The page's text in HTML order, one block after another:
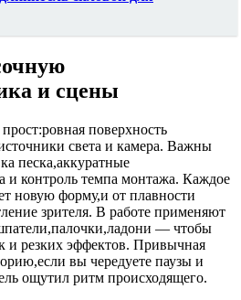
и сцены
поверхность
света и камера. Важны
песка,аккуратные
и контроль темпа монтажа. Каждое
новую форму,и от плавности
зрителя. В работе применяют
— чтобы
и резких эффектов. Привычная
вы чередуете паузы и
ощутил ритм происходящего.